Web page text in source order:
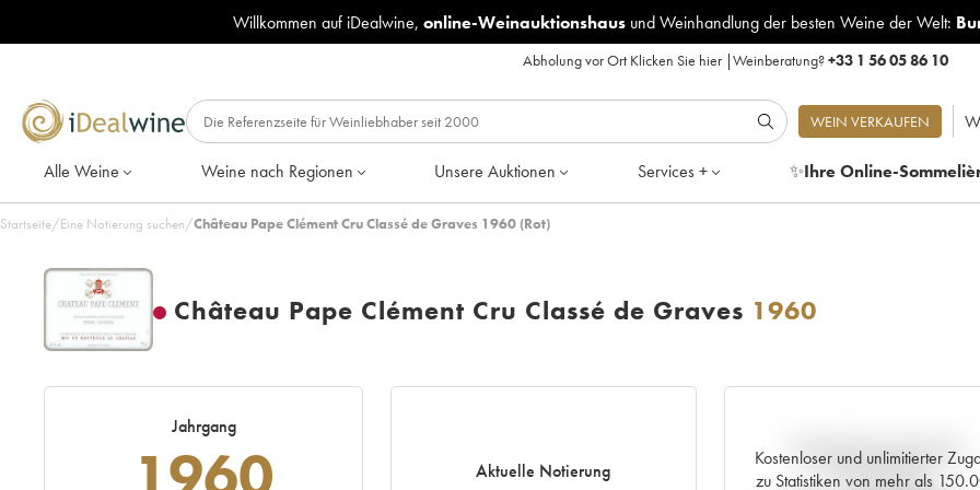
Willkommen auf iDealwine, online-Weinauktionshausund Weinhandlung der besten Weine der Welt:
Abholung vor Ort Klicken Sie hier|Weinberatung?+33 1 56 05 86 10
WEIN VERKAUFEN
Alle Weine Weine nach Regionen Unsere Auktionen Services + ✨Ihre Online-
Startseite/Eine Notierung suchen/Château Pape Clément Cru Classé de Graves 1960 (Rot)
Château Pape Clément Cru Classé de Graves 1960
Jahrgang
Aktuelle Notierung
Kostenloser und unlimitierter
zu Statistiken von mehr als
Aktuelle Entwicklung der
Preisnotierung